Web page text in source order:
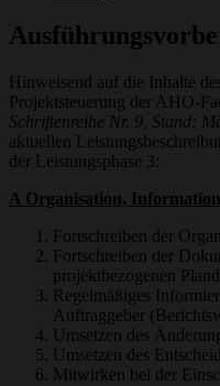
Hinweisend auf die Inhalte
Projektsteuerung der AHO-
Schriftenreihe Nr. 9, Stand:
aktuellen
der Leistungsphase 3:
A Organisation,
Fortschreiben der
Fortschreiben der
projektbezogenen
Regelmäßiges
Auftraggeber
Umsetzen des
Umsetzen des
Mitwirken bei der